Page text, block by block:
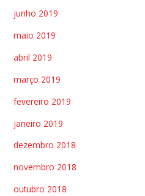
junho 2019
maio 2019
abril 2019
março 2019
fevereiro 2019
janeiro 2019
dezembro 2018
novembro 2018
outubro 2018